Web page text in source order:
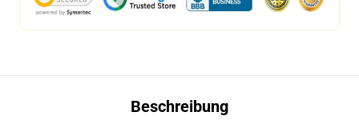
Beschreibung